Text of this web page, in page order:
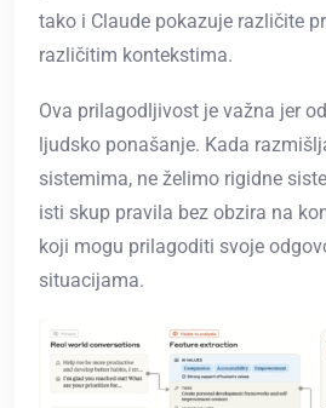
tako i Claude pokazuje različite
različitim kontekstima.
Ova prilagodljivost je važna jer
ljudsko ponašanje. Kada
sistemima, ne želimo rigidne
isti skup pravila bez obzira na
koji mogu prilagoditi svoje
situacijama.